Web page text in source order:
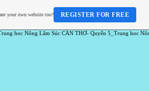
hoc Nông Lâm Súc CẦN THƠ- Quyển 5_Trung hoc
your own website too? REGISTER FOR FREE